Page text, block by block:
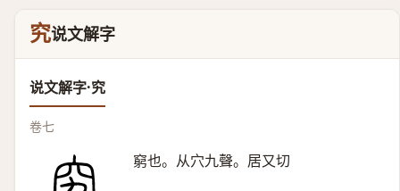
究说文解字
说文解字·究
卷七
窮也。从穴九聲。居又切